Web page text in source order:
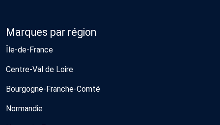
Marques par région
Île-de-France
Centre-Val de Loire
Bourgogne-Franche-Comté
Normandie